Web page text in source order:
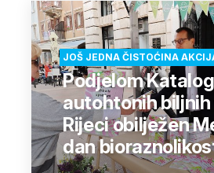
JOŠ JEDNA ČISTOĆINA
Podjelom
autohtonih
Rijeci obilježen
dan